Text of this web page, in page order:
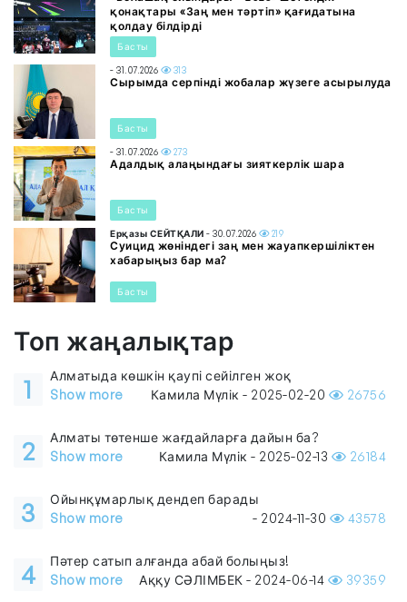
қонақтары «Заң мен тәртіп» қағидатына
қолдау білдірді
Басты
- 31.07.2026 313
Сырымда серпінді жобалар жүзеге асырылуда
Басты
- 31.07.2026 273
Адалдық алаңындағы зияткерлік шара
Басты
Ерқазы СЕЙТҚАЛИ - 30.07.2026 219
Суицид жөніндегі заң мен жауапкершіліктен
хабарыңыз бар ма?
Басты
Топ жаңалықтар
1
Алматыда көшкін қаупі сейілген жоқ
Show more
Камила Мүлік - 2025-02-20 26756
2
Алматы төтенше жағдайларға дайын ба?
Show more
Камила Мүлік - 2025-02-13 26184
3
Ойынқұмарлық дендеп барады
Show more
- 2024-11-30 43578
4
Пәтер сатып алғанда абай болыңыз!
Show more
Аққу СӘЛІМБЕК - 2024-06-14 39359